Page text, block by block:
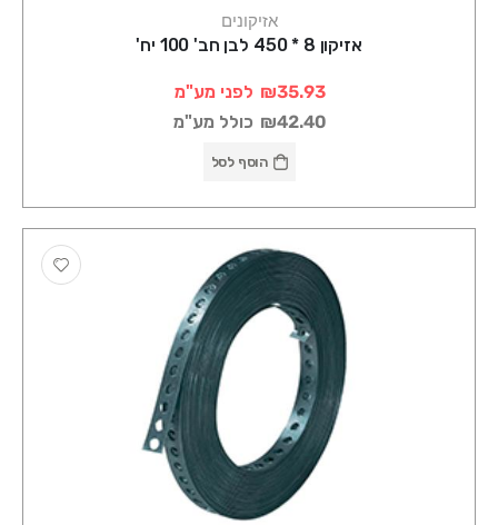
אזיקונים
אזיקון 8 * 450 לבן חב' 100 יח'
₪35.93 לפני מע"מ
₪42.40 כולל מע"מ
הוסף לסל